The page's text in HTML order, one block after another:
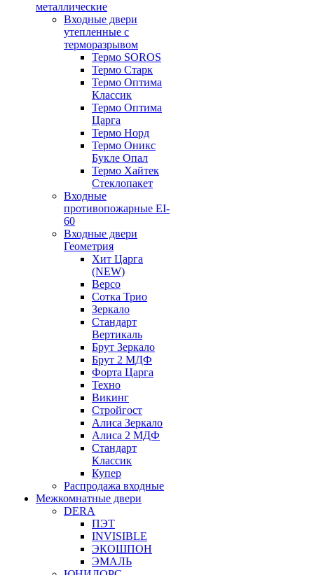
металлические
Входные двери
утепленные с
терморазрывом
Термо SOROS
Термо Старк
Термо Оптима
Классик
Термо Оптима
Царга
Термо Норд
Термо Оникс
Букле Опал
Термо Хайтек
Стеклопакет
Входные
противопожарные EI-
60
Входные двери
Геометрия
Хит Царга
(NEW)
Версо
Сотка Трио
Зеркало
Стандарт
Вертикаль
Брут Зеркало
Брут 2 МДФ
Форта Царга
Техно
Викинг
Стройгост
Алиса Зеркало
Алиса 2 МДФ
Стандарт
Классик
Купер
Распродажа входные
Межкомнатные двери
DERA
ПЭТ
INVISIBLE
ЭКОШПОН
ЭМАЛЬ